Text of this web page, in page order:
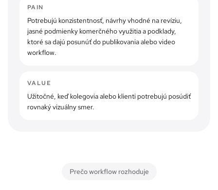
PAIN
Potrebujú konzistentnosť, návrhy vhodné na revíziu,
jasné podmienky komerčného využitia a podklady,
ktoré sa dajú posunúť do publikovania alebo video
workflow.
VALUE
Užitočné, keď kolegovia alebo klienti potrebujú posúdiť
rovnaký vizuálny smer.
Prečo workflow rozhoduje